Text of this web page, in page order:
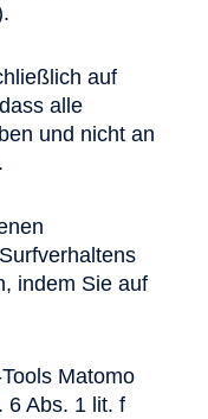
auf
alle
und nicht an
indem Sie auf
Matomo
6 Abs. 1 lit. f